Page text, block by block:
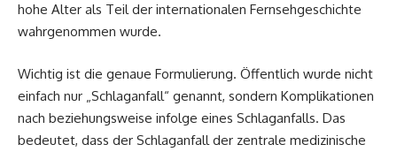
hohe Alter als Teil der internationalen Fernsehgeschichte
wahrgenommen wurde.
Wichtig ist die genaue Formulierung. Öffentlich wurde nicht
einfach nur „Schlaganfall“ genannt, sondern Komplikationen
nach beziehungsweise infolge eines Schlaganfalls. Das
bedeutet, dass der Schlaganfall der zentrale medizinische